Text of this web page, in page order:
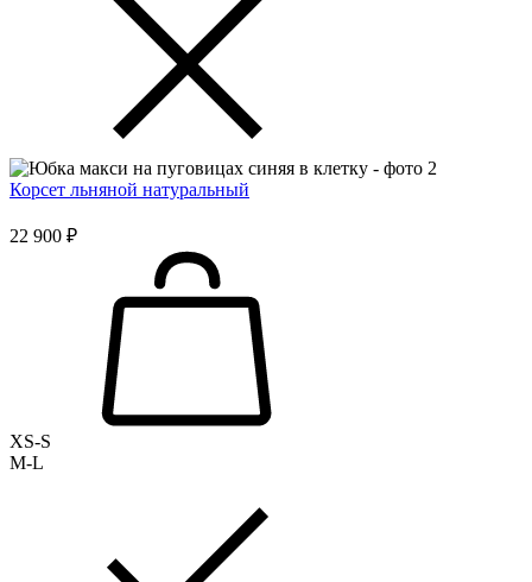
Корсет льняной натуральный
22 900 ₽
XS-S
M-L